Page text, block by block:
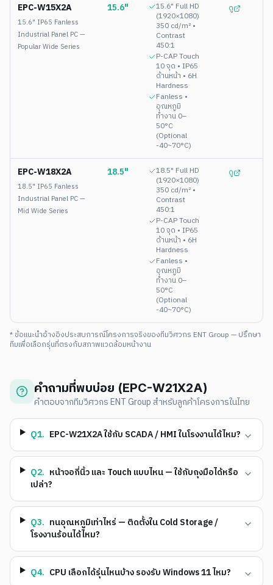
EPC-W15X2A
15.6" IP65 Fanless
Industrial Panel PC —
Popular Wide Series
15.6"
15.6" Full HD
(1920×1080)
350 cd/m² •
Contrast
450:1
P-CAP Touch
10 จุด • IP65
ด้านหน้า • 6H
Hardness
Fanless •
อุณหภูมิ
ทำงาน 0–
50°C
(Optional
-40~70°C)
ดู
EPC-W18X2A
18.5" IP65 Fanless
Industrial Panel PC —
Mid Wide Series
18.5"
18.5" Full HD
(1920×1080)
350 cd/m² •
Contrast
450:1
P-CAP Touch
10 จุด • IP65
ด้านหน้า • 6H
Hardness
Fanless •
อุณหภูมิ
ทำงาน 0–
50°C
(Optional
-40~70°C)
ดู
* ข้อแนะนำอ้างอิงประสบการณ์โครงการจริงของทีมวิศวกร ENT Group — ปรึกษา
ทีมเพื่อเลือกรุ่นที่ตรงกับสภาพแวดล้อมหน้างาน
คำถามที่พบบ่อย (EPC-W21X2A)
คำตอบจากทีมวิศวกร ENT Group สำหรับลูกค้าโครงการในไทย
Q1. EPC-W21X2A ใช้กับ SCADA / HMI ในโรงงานได้ไหม?
Q2. หน้าจอกี่นิ้ว และ Touch แบบไหน — ใช้กับถุงมือได้หรือ
เปล่า?
Q3. ทนอุณหภูมิเท่าไหร่ — ติดตั้งใน Cold Storage /
โรงงานร้อนได้ไหม?
Q4. CPU เลือกได้รุ่นไหนบ้าง รองรับ Windows 11 ไหม?